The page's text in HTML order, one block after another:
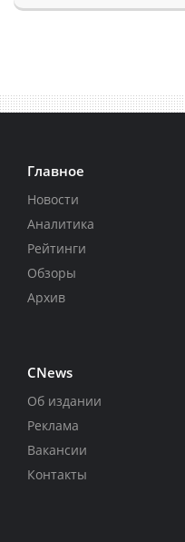
Главное
Новости
Аналитика
Рейтинги
Обзоры
Архив
CNews
Об издании
Реклама
Вакансии
Контакты